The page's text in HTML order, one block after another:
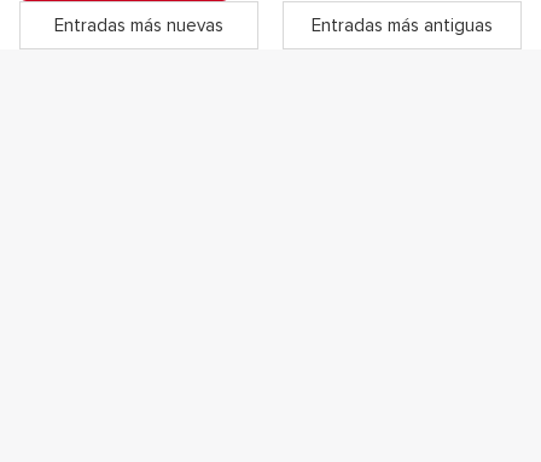
Entradas más nuevas Entradas más antiguas